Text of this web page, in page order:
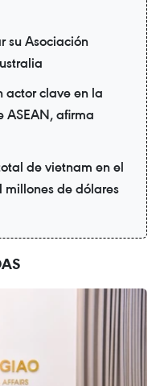
su Asociación
actor clave en la
ASEAN, afirma
de vietnam en el
de dólares